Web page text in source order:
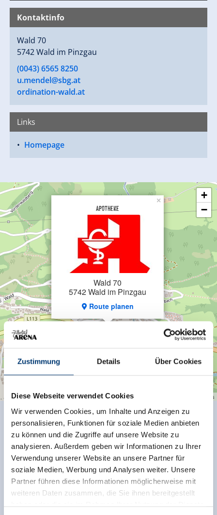
Zustimmung Details Über Cookies
Diese Webseite verwendet Cookies
Wir verwenden Cookies, um Inhalte und Anzeigen zu
personalisieren, Funktionen für soziale Medien anbieten
zu können und die Zugriffe auf unsere Website zu
analysieren. Außerdem geben wir Informationen zu Ihrer
Verwendung unserer Website an unsere Partner für
soziale Medien, Werbung und Analysen weiter. Unsere
Partner führen diese Informationen möglicherweise mit
weiteren Daten zusammen, die Sie ihnen bereitgestellt
haben oder die sie im Rahmen Ihrer Nutzung der Dienste
Kontaktinfo
Wald 70
5742 Wald im Pinzgau
(0043) 6565 8250
u.mendel@sbg.at
ordination-wald.at
Links
Homepage
Apotheke
Wald 70
5742 Wald im Pinzgau
Route planen
×
+
−
Leaflet| Map data © contributors
Zurück zur Übersicht
Jetzt für den newsletter
anmelden!